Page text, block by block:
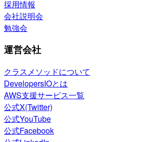
採用情報
会社説明会
勉強会
運営会社
クラスメソッドについて
DevelopersIOとは
AWS支援サービス一覧
公式X(Twitter)
公式YouTube
公式Facebook